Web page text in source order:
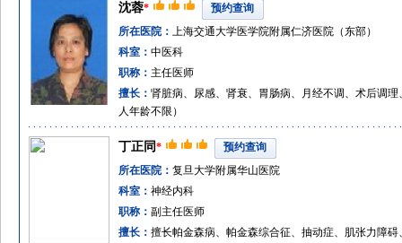
沈蓉*
预约查询
所在医院： 上海交通大学医学院附属仁济医院（东部）
科室： 中医科
职称： 主任医师
擅长： 肾脏病、尿感、肾衰、胃肠病、月经不调、术后调
人年龄不限）
丁正同*
预约查询
所在医院： 复旦大学附属华山医院
科室： 神经内科
职称： 副主任医师
擅长： 擅长帕金森病、帕金森综合征、抽动症、肌张力障